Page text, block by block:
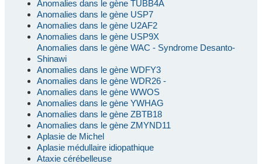
Anomalies dans le gène TUBB4A
Anomalies dans le gène USP7
Anomalies dans le gène U2AF2
Anomalies dans le gène USP9X
Anomalies dans le gène WAC - Syndrome Desanto-
Shinawi
Anomalies dans le gène WDFY3
Anomalies dans le gène WDR26 -
Anomalies dans le gène WWOS
Anomalies dans le gène YWHAG
Anomalies dans le gène ZBTB18
Anomalies dans le gène ZMYND11
Aplasie de Michel
Aplasie médullaire idiopathique
Ataxie cérébelleuse